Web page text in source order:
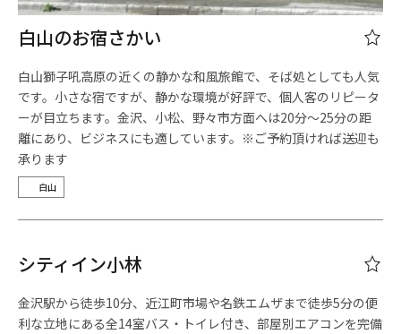
白山のお宿さかい
白山獅子吼高原の近くの静かな和風旅館で、そば処としても人気
です。小さな宿ですが、静かな環境が好評で、個人客のリピータ
ーが目立ちます。金沢、小松、野々市方面へは20分～25分の距
離にあり、ビジネスにも適しています。※ご予約頂ければ送迎も
承ります
白山
シティイン小林
金沢駅から徒歩10分、近江町市場や名鉄エムザまで徒歩5分の便
利な立地にある全14室バス・トイレ付き、部屋別エアコンを完備